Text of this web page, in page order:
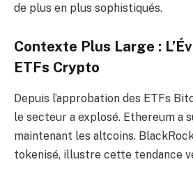
de plus en plus sophistiqués.
Contexte Plus Large :
ETFs Crypto
Depuis l’approbation des ETFs
le secteur a explosé. Ethereum a
maintenant les altcoins.
tokenisé, illustre cette tendance